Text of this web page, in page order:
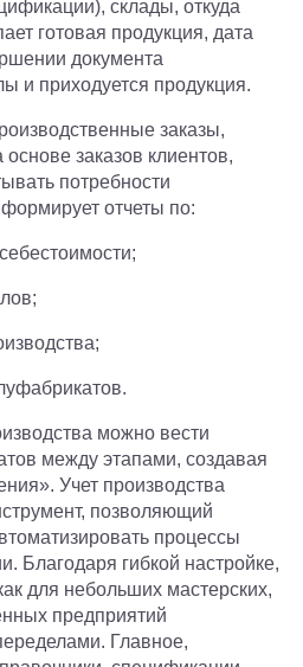
склады, откуда
готовая продукция, дата
документа
и приходуется продукция.
заказы,
заказов клиентов,
потребности
отчеты по:
можно вести
между этапами, создавая
Учет производства
позволяющий
процессы
Благодаря гибкой настройке,
для небольших мастерских,
предприятий
Главное,